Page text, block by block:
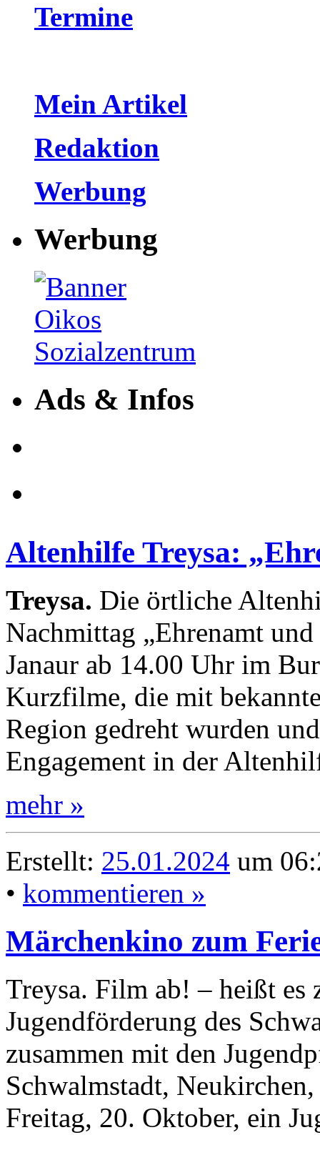
Termine
Mein Artikel
Redaktion
Werbung
Werbung
Ads & Infos
Altenhilfe Treysa:
Treysa. Die örtliche
Nachmittag „Ehrenamt
Janaur ab 14.00 Uhr im
Kurzfilme, die mit
Region gedreht wurden
Engagement in der
mehr »
Erstellt: 25.01.2024 um
• kommentieren »
Märchenkino zum
Treysa. Film ab! – heißt es
Jugendförderung des
zusammen mit den
Schwalmstadt,
Freitag, 20. Oktober, ein